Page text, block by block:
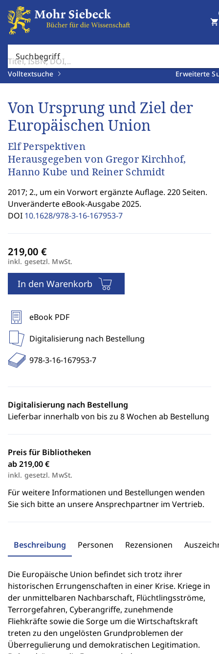
Suchbegriff
Volltextsuche Erweiterte
shopping_cart
Von Ursprung und Ziel der
Europäischen Union
Elf Perspektiven
Herausgegeben von Gregor Kirchhof,
Hanno Kube und Reiner Schmidt
2017; 2., um ein Vorwort ergänzte Auflage. 220 Seiten.
Unveränderte eBook-Ausgabe 2025.
DOI 10.1628/978-3-16-167953-7
inkl. gesetzl. MwSt.
In den Warenkorb
eBook PDF
Digitalisierung nach Bestellung
978-3-16-167953-7
Digitalisierung nach Bestellung
Lieferbar innerhalb von bis zu 8 Wochen ab Bestellung
Preis für Bibliotheken
ab 219,00 €
inkl. gesetzl. MwSt.
Für weitere Informationen und Bestellungen wenden
Sie sich bitte an unsere Ansprechpartner im Vertrieb.
Beschreibung Personen Rezensionen
Die Europäische Union befindet sich trotz ihrer
historischen Errungenschaften in einer Krise. Kriege in
der unmittelbaren Nachbarschaft, Flüchtlingsströme,
Terrorgefahren, Cyberangriffe, zunehmende
Fliehkräfte sowie die Sorge um die Wirtschaftskraft
treten zu den ungelösten Grundproblemen der
Überregulierung und demokratischen Legitimation.